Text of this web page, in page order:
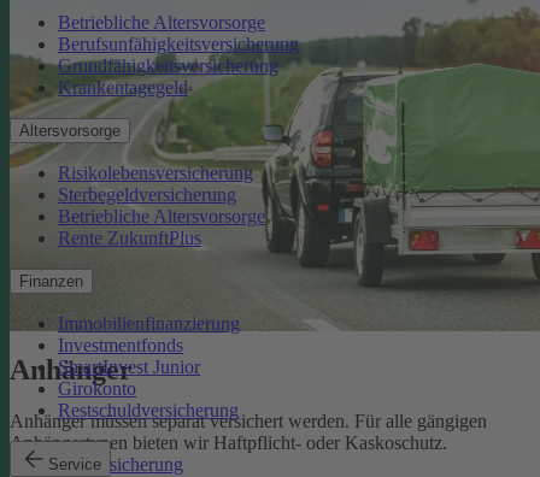
Betriebliche Altersvorsorge
Berufsunfähigkeitsversicherung
Grundfähigkeitsversicherung
Krankentagegeld
Altersvorsorge
Risikolebensversicherung
Sterbegeldversicherung
Betriebliche Altersvorsorge
Rente ZukunftPlus
Finanzen
Immobilienfinanzierung
Investmentfonds
SmartInvest Junior
Girokonto
Restschuldversicherung
Service
Anhänger
Anhänger müssen separat versichert werden. Für alle gängigen
Anhängertypen bieten wir Haftpflicht- oder Kaskoschutz.
Anhängerversicherung